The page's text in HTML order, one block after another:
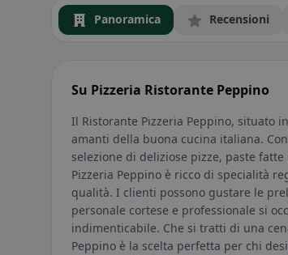
Panoramica Recensioni
Su Pizzeria Ristorante Peppino
Il Ristorante Pizzeria Peppino, situato
amanti della buona cucina italiana.
selezione di deliziose pizze, paste
Pizzeria Peppino è ricco di specialità
qualità. I clienti possono gustare le
personale cortese e professionale si
indimenticabile. Che si tratti di una
Peppino è la scelta perfetta per chi